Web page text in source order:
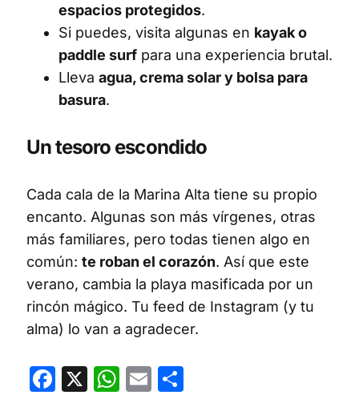
espacios protegidos.
Si puedes, visita algunas en kayak o
paddle surf para una experiencia brutal.
Lleva agua, crema solar y bolsa para
basura.
Un tesoro escondido
Cada cala de la Marina Alta tiene su propio
encanto. Algunas son más vírgenes, otras
más familiares, pero todas tienen algo en
común: te roban el corazón. Así que este
verano, cambia la playa masificada por un
rincón mágico. Tu feed de Instagram (y tu
alma) lo van a agradecer.
Facebook
X WhatsApp
Email